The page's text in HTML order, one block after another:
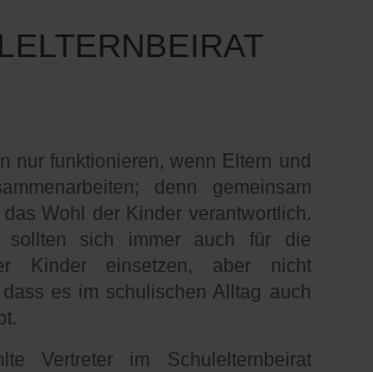
nur funktionieren, wenn Eltern und
denn gemeinsam
Wohl der Kinder verantwortlich.
sollten sich immer auch für die
Kinder einsetzen, aber nicht
es im schulischen Alltag auch
Vertreter im Schulelternbeirat